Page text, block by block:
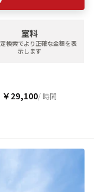
室料
検索でより正確な金額を表
示します
￥29,100/ 時間